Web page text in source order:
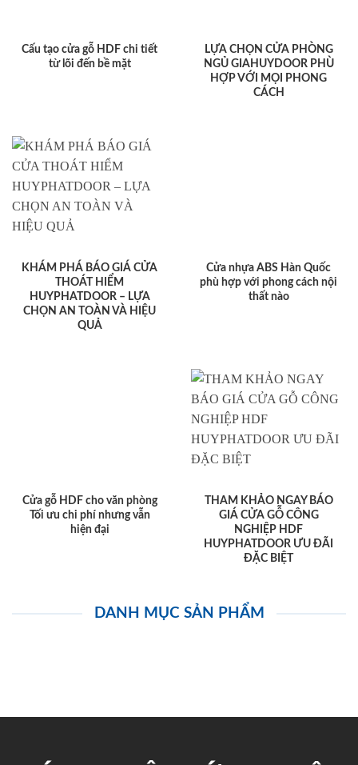
Cấu tạo cửa gỗ HDF chi tiết
từ lõi đến bề mặt
LỰA CHỌN CỬA PHÒNG
NGỦ GIAHUYDOOR PHÙ
HỢP VỚI MỌI PHONG
CÁCH
KHÁM PHÁ BÁO GIÁ CỬA
THOÁT HIỂM
HUYPHATDOOR – LỰA
CHỌN AN TOÀN VÀ HIỆU
QUẢ
Cửa nhựa ABS Hàn Quốc
phù hợp với phong cách nội
thất nào
Cửa gỗ HDF cho văn phòng
Tối ưu chi phí nhưng vẫn
hiện đại
THAM KHẢO NGAY BÁO
GIÁ CỬA GỖ CÔNG
NGHIỆP HDF
HUYPHATDOOR ƯU ĐÃI
ĐẶC BIỆT
DANH MỤC SẢN PHẨM